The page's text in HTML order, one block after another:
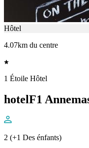
Hôtel
4.07km du centre
1 Étoile Hôtel
hotelF1
2 (+1 Des énfants)